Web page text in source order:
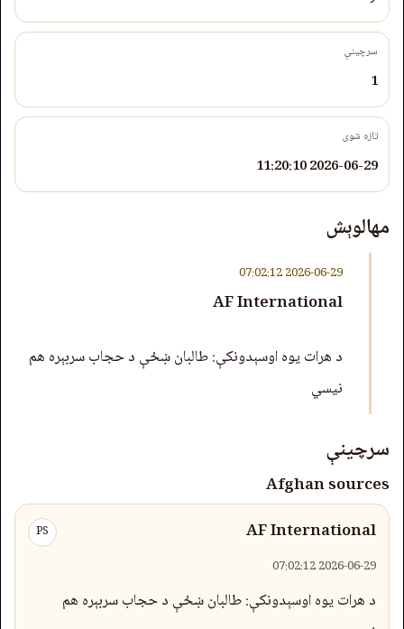
سرچینې
1
تازه شوی
2026-06-29 11:20:10
مهالوېش
2026-06-29 07:02:12
AF International
د هرات یوه اوسېدونکې: طالبان ښځې د حجاب سربېره هم
نیسي
سرچینې
Afghan sources
AF International
PS
2026-06-29 07:02:12
د هرات یوه اوسېدونکې: طالبان ښځې د حجاب سربېره هم